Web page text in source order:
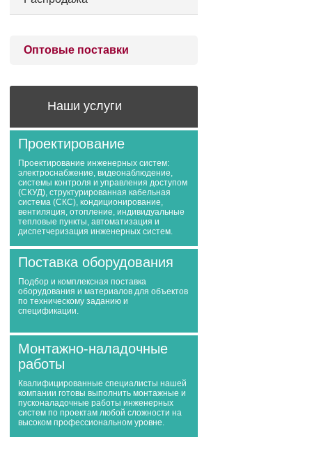
Оптовые поставки
Наши услуги
Проектирование
Проектирование инженерных систем:
электроснабжение, видеонаблюдение,
системы контроля и управления доступом
(СКУД), структурированная кабельная
система (СКС), кондиционирование,
вентиляция, отопление, индивидуальные
тепловые пункты, автоматизация и
диспетчеризация инженерных систем.
Поставка оборудования
Подбор и комплексная поставка
оборудования и материалов для объектов
по техническому заданию и
спецификации.
Монтажно-наладочные
работы
Квалифицированные специалисты нашей
компании готовы выполнить монтажные и
пусконаладочные работы инженерных
систем по проектам любой сложности на
высоком профессиональном уровне.